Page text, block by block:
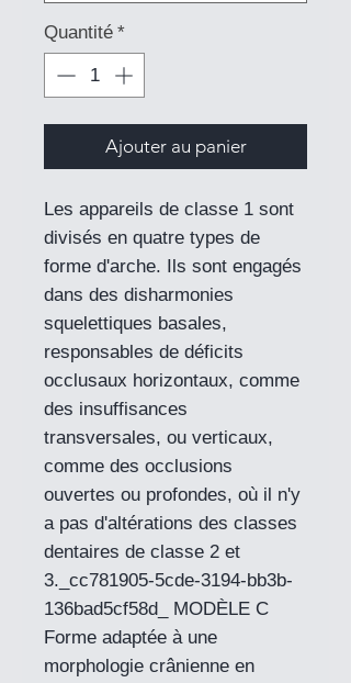
Quantité *
Ajouter au panier
Les appareils de classe 1 sont
divisés en quatre types de
forme d'arche. Ils sont engagés
dans des disharmonies
squelettiques basales,
responsables de déficits
occlusaux horizontaux, comme
des insuffisances
transversales, ou verticaux,
comme des occlusions
ouvertes ou profondes, où il n'y
a pas d'altérations des classes
dentaires de classe 2 et
3._cc781905-5cde-3194-bb3b-
136bad5cf58d_ MODÈLE C
Forme adaptée à une
morphologie crânienne en